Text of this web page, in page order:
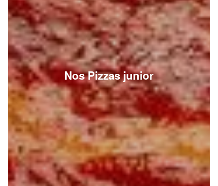
Nos Pizzas junior